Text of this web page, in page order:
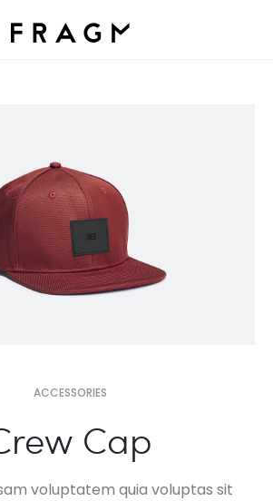
ACCESSORIES
Cap
voluptatem quia voluptas sit